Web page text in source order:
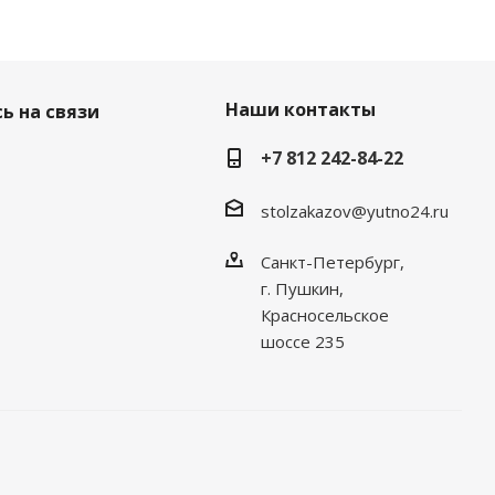
на связи
Наши контакты
+7 812 242-84-22
stolzakazov@yutno24.ru
Санкт-Петербург,
г. Пушкин,
Красносельское
шоссе 235